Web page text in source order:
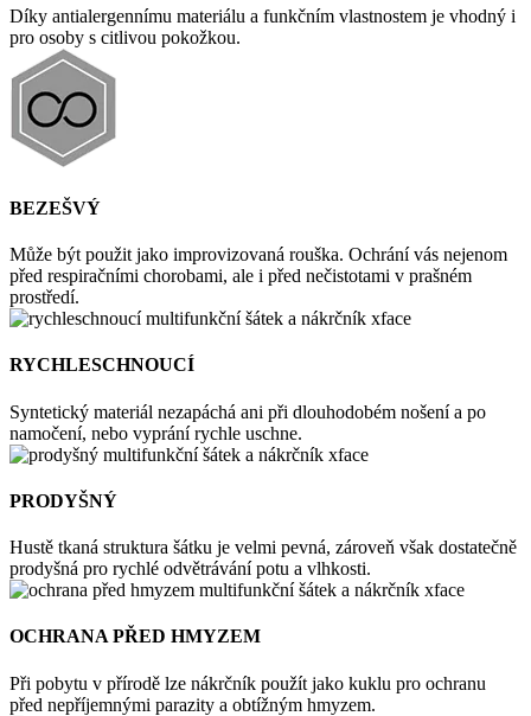
Díky antialergennímu materiálu a funkčním vlastnostem je vhodný i
pro osoby s citlivou pokožkou.
BEZEŠVÝ
Může být použit jako improvizovaná rouška. Ochrání vás nejenom
před respiračními chorobami, ale i před nečistotami v prašném
prostředí.
RYCHLESCHNOUCÍ
Syntetický materiál nezapáchá ani při dlouhodobém nošení a po
namočení, nebo vyprání rychle uschne.
PRODYŠNÝ
Hustě tkaná struktura šátku je velmi pevná, zároveň však dostatečně
prodyšná pro rychlé odvětrávání potu a vlhkosti.
OCHRANA PŘED HMYZEM
Při pobytu v přírodě lze nákrčník použít jako kuklu pro ochranu
před nepříjemnými parazity a obtížným hmyzem.